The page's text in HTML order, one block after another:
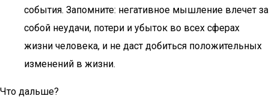
события. Запомните: негативное мышление влечет за
собой неудачи, потери и убыток во всех сферах
жизни человека, и не даст добиться положительных
изменений в жизни.
Что дальше?